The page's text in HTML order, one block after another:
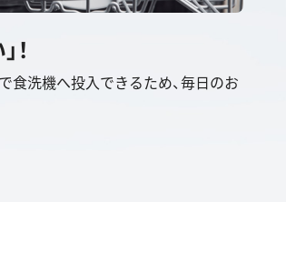
！
食洗機へ投入できるため、毎日のお